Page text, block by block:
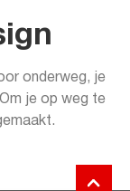
onderweg, je
je op weg te